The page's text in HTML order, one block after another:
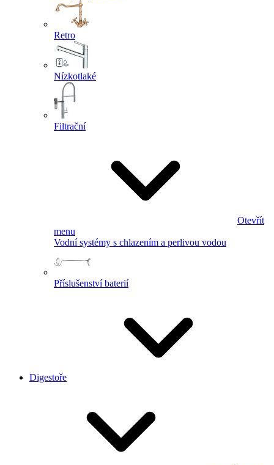
Retro
Nízkotlaké
Filtrační
Otevřít
menu
Vodní systémy s chlazením a perlivou vodou
Příslušenství baterií
Digestoře